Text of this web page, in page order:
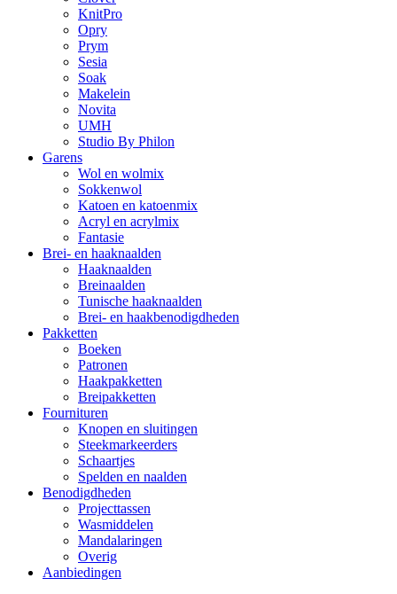
KnitPro
Opry
Prym
Sesia
Soak
Makelein
Novita
UMH
Studio By Philon
Garens
Wol en wolmix
Sokkenwol
Katoen en katoenmix
Acryl en acrylmix
Fantasie
Brei- en haaknaalden
Haaknaalden
Breinaalden
Tunische haaknaalden
Brei- en haakbenodigdheden
Pakketten
Boeken
Patronen
Haakpakketten
Breipakketten
Fournituren
Knopen en sluitingen
Steekmarkeerders
Schaartjes
Spelden en naalden
Benodigdheden
Projecttassen
Wasmiddelen
Mandalaringen
Overig
Aanbiedingen